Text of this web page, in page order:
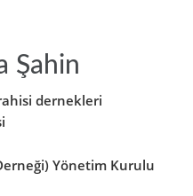
Şahin
dernekleri
Yönetim Kurulu